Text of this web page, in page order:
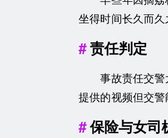
坐得时间长久而
责任判定
事故责任交警
提供的视频但交警
保险与女司